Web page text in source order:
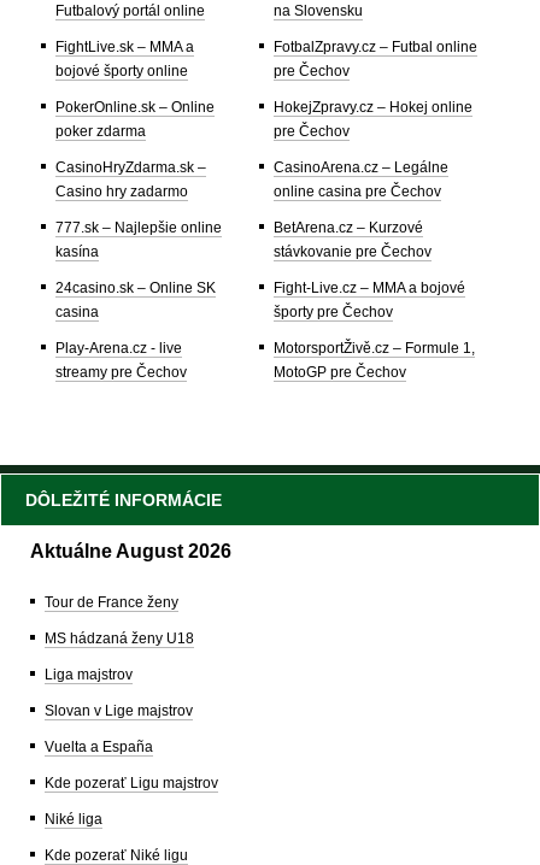
Futbalový portál online
FightLive.sk – MMA a
bojové športy online
PokerOnline.sk – Online
poker zdarma
CasinoHryZdarma.sk –
Casino hry zadarmo
777.sk – Najlepšie online
kasína
24casino.sk – Online SK
casina
Play-Arena.cz - live
streamy pre Čechov
na Slovensku
FotbalZpravy.cz – Futbal online
pre Čechov
HokejZpravy.cz – Hokej online
pre Čechov
CasinoArena.cz – Legálne
online casina pre Čechov
BetArena.cz – Kurzové
stávkovanie pre Čechov
Fight-Live.cz – MMA a bojové
športy pre Čechov
MotorsportŽivě.cz – Formule 1,
MotoGP pre Čechov
DÔLEŽITÉ INFORMÁCIE
Aktuálne August 2026
Tour de France ženy
MS hádzaná ženy U18
Liga majstrov
Slovan v Lige majstrov
Vuelta a España
Kde pozerať Ligu majstrov
Niké liga
Kde pozerať Niké ligu